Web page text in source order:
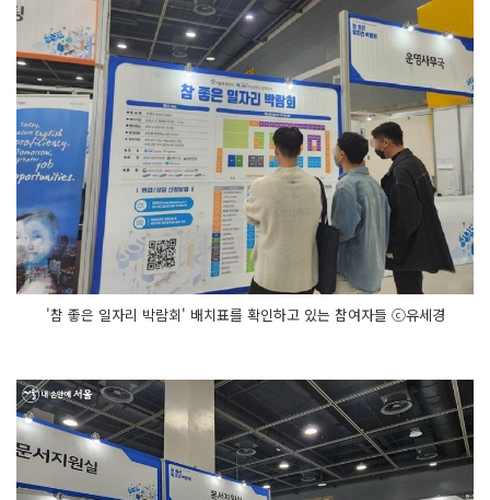
'참 좋은 일자리 박람회' 배치표를 확인하고 있는 참여자들 ⓒ유세경